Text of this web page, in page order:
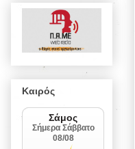
Καιρός